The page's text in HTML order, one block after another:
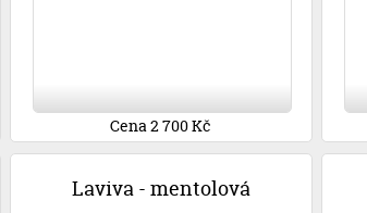
Cena 2 700 Kč
Laviva - mentolová